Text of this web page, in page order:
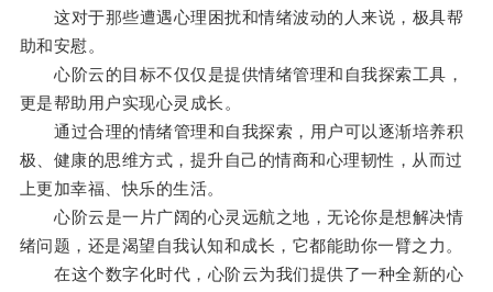
这对于那些遭遇心理困扰和情绪波动的人来说，极具帮
助和安慰。
心阶云的目标不仅仅是提供情绪管理和自我探索工具，
更是帮助用户实现心灵成长。
通过合理的情绪管理和自我探索，用户可以逐渐培养积
极、健康的思维方式，提升自己的情商和心理韧性，从而过
上更加幸福、快乐的生活。
心阶云是一片广阔的心灵远航之地，无论你是想解决情
绪问题，还是渴望自我认知和成长，它都能助你一臂之力。
在这个数字化时代，心阶云为我们提供了一种全新的心